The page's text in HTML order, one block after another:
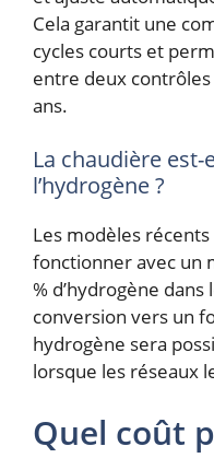
Cela garantit une
cycles courts et
entre deux contrôles
ans.
La chaudière
l’hydrogène ?
Les modèles
fonctionner avec un
% d’hydrogène
conversion vers un
hydrogène sera
lorsque les réseaux
Quel coût